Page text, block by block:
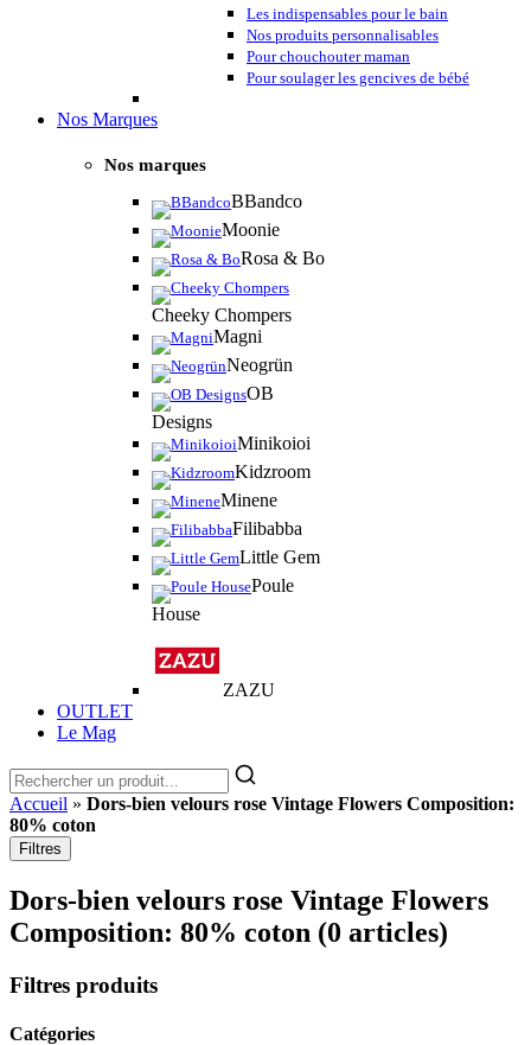
Les indispensables pour le bain
Nos produits personnalisables
Pour chouchouter maman
Pour soulager les gencives de bébé
Nos Marques
Nos marques
BBandco
Moonie
Rosa & Bo
Cheeky Chompers
Magni
Neogrün
OB
Designs
Minikoioi
Kidzroom
Minene
Filibabba
Little Gem
Poule
House
ZAZU
OUTLET
Le Mag
Accueil » Dors-bien velours rose Vintage Flowers Composition:
80% coton
Filtres
Dors-bien velours rose Vintage Flowers
Composition: 80% coton (0 articles)
Filtres produits
Catégories